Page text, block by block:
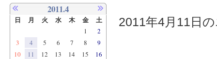
2011年4月11日
2011.4
日 月 火 水 木 金 土
1
2
3
4 5 6 7 8
9
10
11 12 13 14 15
16